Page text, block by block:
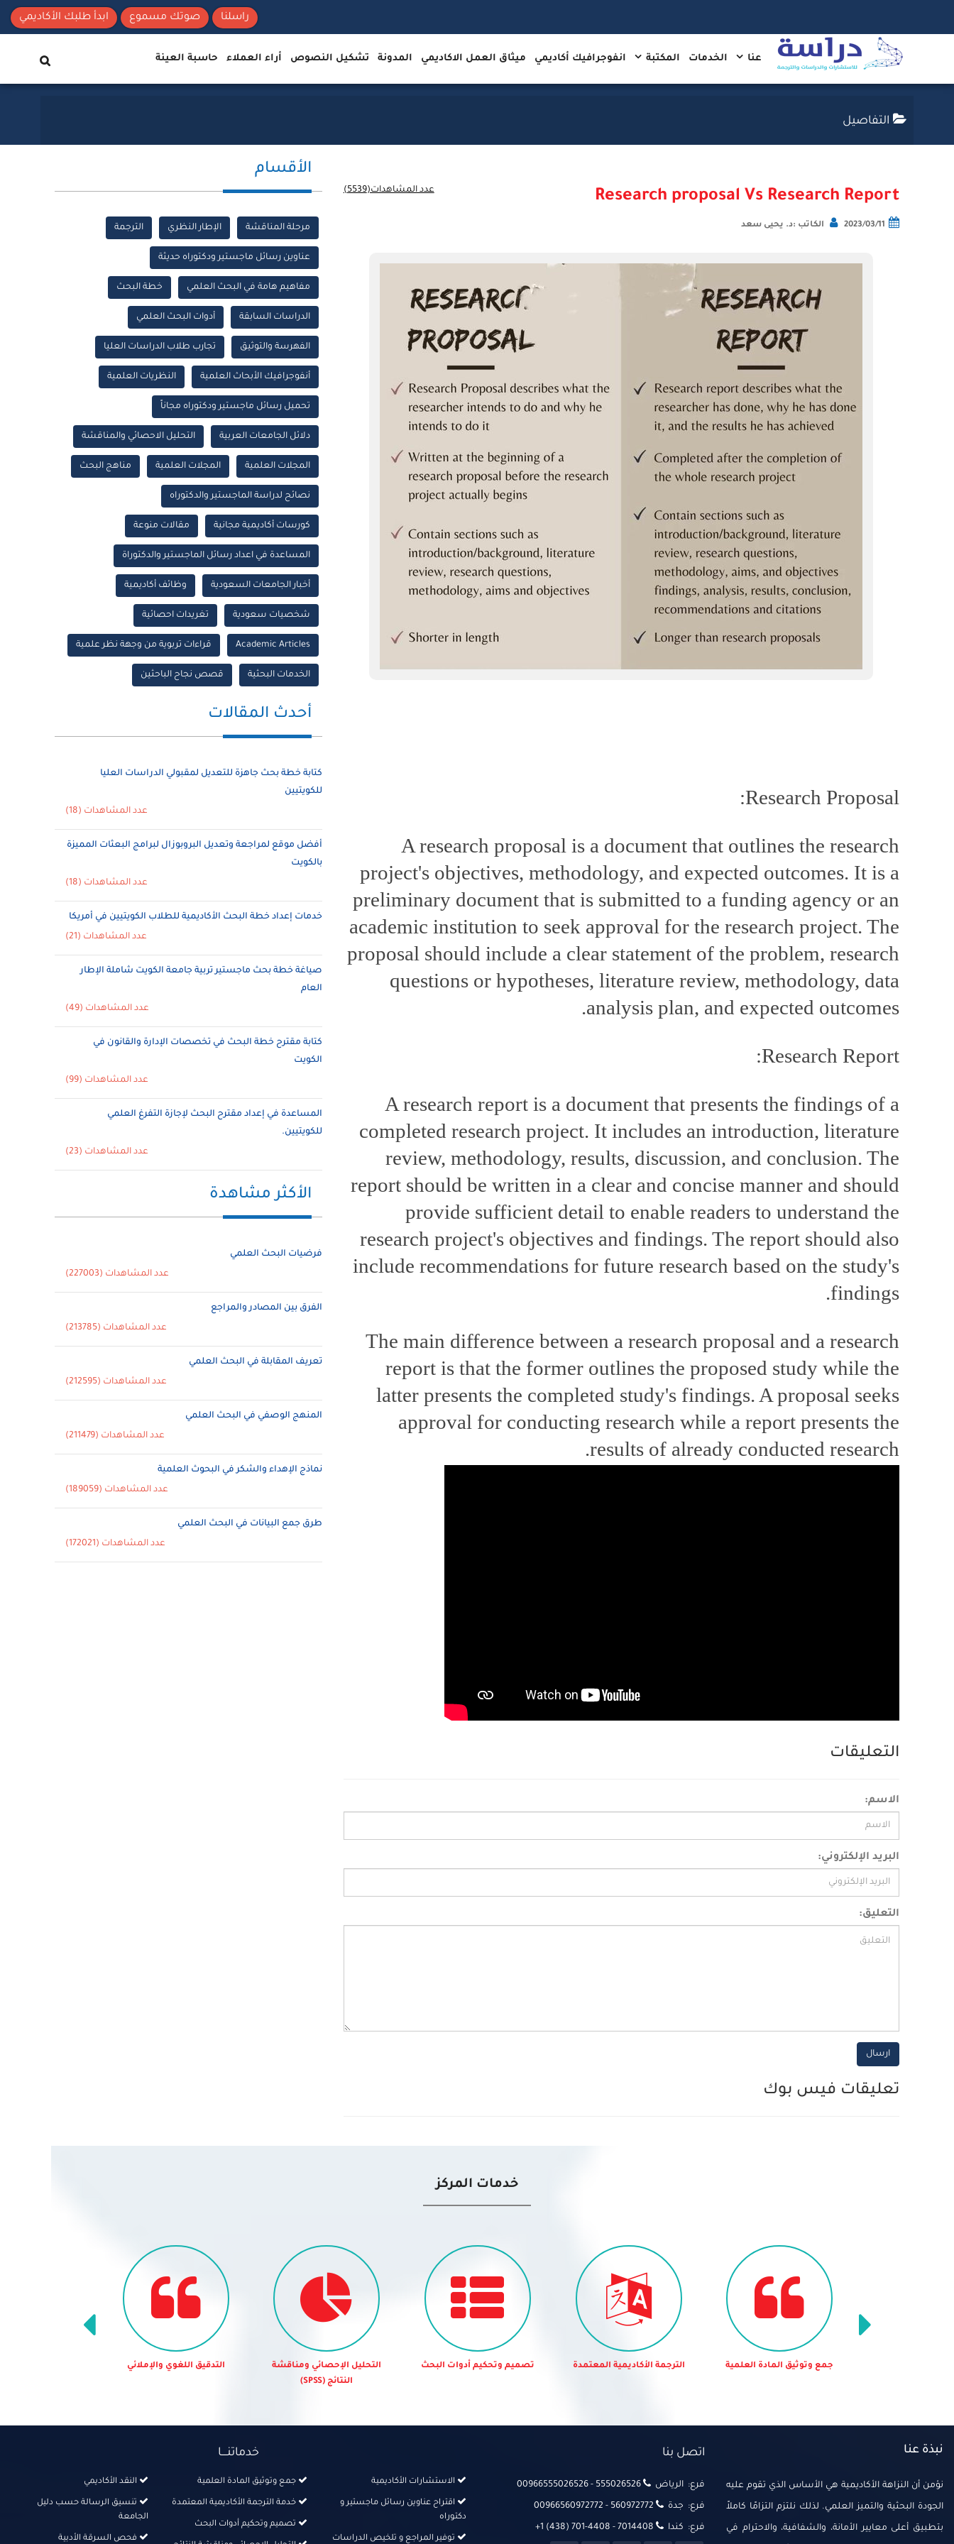
ابدأ طلبك الأكاديمي صوتك مسموع راسلنا
عنا الخدمات المكتبة انفوجرافيك أكاديمي ميثاق العمل الاكاديمي المدونة تشكيل النصوص أراء العملاء حاسبة العينة
التفاصيل
Research proposal Vs Research Report
2023/03/11 الكاتب :د. يحيى سعد
عدد المشاهدات(5539)
Research Proposal:
A research proposal is a document that outlines the research
project's objectives, methodology, and expected outcomes. It is a
preliminary document that is submitted to a funding agency or an
academic institution to seek approval for the research project. The
proposal should include a clear statement of the problem, research
questions or hypotheses, literature review, methodology, data
analysis plan, and expected outcomes.
Research Report:
A research report is a document that presents the findings of a
completed research project. It includes an introduction, literature
review, methodology, results, discussion, and conclusion. The
report should be written in a clear and concise manner and should
provide sufficient detail to enable readers to understand the
research project's objectives and findings. The report should also
include recommendations for future research based on the study's
findings.
The main difference between a research proposal and a research
report is that the former outlines the proposed study while the
latter presents the completed study's findings. A proposal seeks
approval for conducting research while a report presents the
results of already conducted research.
التعليقات
الاسم:
البريد الإلكتروني:
التعليق:
ارسال
تعليقات فيس بوك
الأقسام
مرحلة المناقشة الإطار النظري الترجمة
عناوين رسائل ماجستير ودكتوراه حديثة
مفاهيم هامة في البحث العلمي خطة البحث
الدراسات السابقة أدوات البحث العلمي
الفهرسة والتوثيق تجارب طلاب الدراسات العليا
أنفوجرافيك الأبحاث العلمية النظريات العلمية
تحميل رسائل ماجستير ودكتوراه مجاناً
دلائل الجامعات العربية التحليل الاحصائي والمناقشة
المجلات العلمية المجلات العلمية مناهج البحث
نصائح لدراسة الماجستير والدكتوراه
كورسات أكاديمية مجانية مقالات منوعة
المساعدة في اعداد رسائل الماجستير والدكتوراة
أخبار الجامعات السعودية وظائف أكاديمية
شخصيات سعودية تغريدات احصائية
Academic Articles قراءات تربوية من وجهة نظر علمية
الخدمات البحثية قصص نجاح الباحثين
أحدث المقالات
كتابة خطة بحث جاهزة للتعديل لمقبولي الدراسات العليا
للكويتيين
عدد المشاهدات (18)
أفضل موقع لمراجعة وتعديل البروبوزال لبرامج البعثات المميزة
بالكويت
عدد المشاهدات (18)
خدمات إعداد خطة البحث الأكاديمية للطلاب الكويتيين في أمريكا
عدد المشاهدات (21)
صياغة خطة بحث ماجستير تربية جامعة الكويت شاملة الإطار
العام
عدد المشاهدات (49)
كتابة مقترح خطة البحث في تخصصات الإدارة والقانون في
الكويت
عدد المشاهدات (99)
المساعدة في إعداد مقترح البحث لإجازة التفرغ العلمي
للكويتيين.
عدد المشاهدات (23)
الأكثر مشاهدة
فرضيات البحث العلمي
عدد المشاهدات (227003)
الفرق بين المصادر والمراجع
عدد المشاهدات (213785)
تعريف المقابلة في البحث العلمي
عدد المشاهدات (212595)
المنهج الوصفي في البحث العلمي
عدد المشاهدات (211479)
نماذج الإهداء والشكر في البحوث العلمية
عدد المشاهدات (189059)
طرق جمع البيانات في البحث العلمي
عدد المشاهدات (172021)
خدمات المركز
الترجمة الأكاديمية المعتمدة تصميم وتحكيم أدوات البحث
التحليل الإحصائي ومناقشة
التدقيق اللغوي والإملائي النقد الأكاديمي
نبذة عنا
نؤمن أن النزاهة الأكاديمية هي الأساس الذي تقوم عليه
الجودة البحثية والتميز العلمي. لذلك نلتزم التزامًا كاملاً
بتطبيق أعلى معايير الأمانة، والشفافية، والاحترام في
اتصل بنا
فرع: الرياض 00966555026526‬‬ - 555026526‬‬
فرع: جدة 00966560972772 - 560972772
فرع: كندا +1 (438) 701-4408 - 7014408
خدماتنــــا
الاستشارات الأكاديمية
اقتراح عناوين رسائل ماجستير و
دكتوراه
توفير المراجع و تلخيص الدراسات
جمع وتوثيق المادة العلمية
خدمة الترجمة الأكاديمية المعتمدة
تصميم وتحكيم أدوات البحث
النقد الأكاديمي
تنسيق الرسالة حسب دليل
الجامعة
فحص السرقة الأدبية